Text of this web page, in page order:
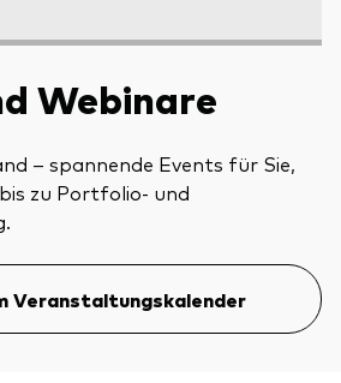
Webinare
– spannende Events für Sie,
zu Portfolio- und
Veranstaltungskalender